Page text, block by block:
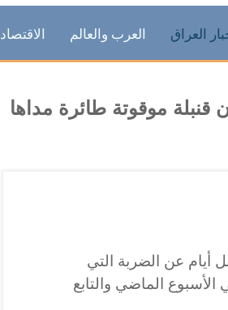
العراق العرب والعالم الاقتصاد
قنبلة موقوتة طائرة مداها
أيام عن الضربة التي
الماضي والتابع